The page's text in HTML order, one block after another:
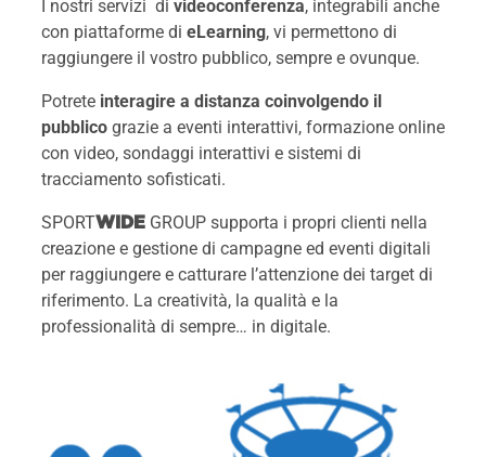
I nostri servizi di videoconferenza, integrabili anche
con piattaforme di eLearning, vi permettono di
raggiungere il vostro pubblico, sempre e ovunque.
Potrete interagire a distanza coinvolgendo il
pubblico grazie a eventi interattivi, formazione online
con video, sondaggi interattivi e sistemi di
tracciamento sofisticati.
SPORTWIDE GROUP supporta i propri clienti nella
creazione e gestione di campagne ed eventi digitali
per raggiungere e catturare l’attenzione dei target di
riferimento. La creatività, la qualità e la
professionalità di sempre… in digitale.